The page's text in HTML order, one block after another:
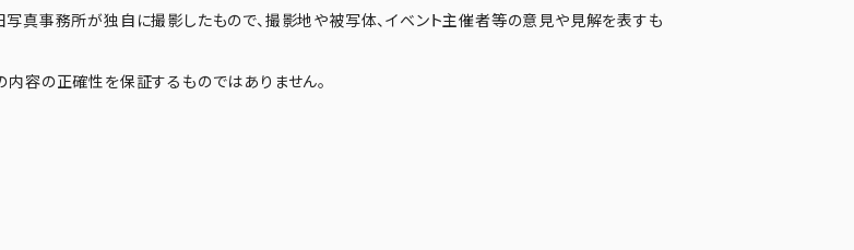
真事務所が独自に撮影したもので、撮影地や被写体、イベント主催者等の意見や見解を表すも
容の正確性を保証するものではありません。